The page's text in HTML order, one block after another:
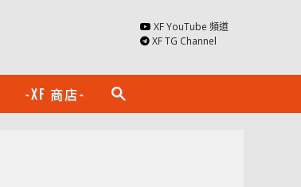
XF YouTube 頻道
XF TG Channel
-XF 商店- search